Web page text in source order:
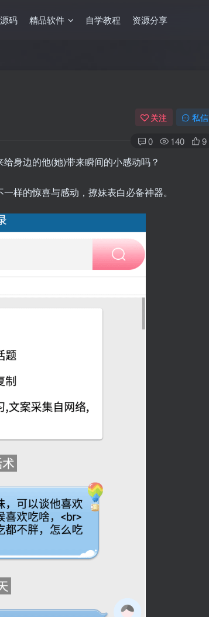
码 精品软件 自学教程 资源分享
关注 私信
0 140 9
身边的他(她)带来瞬间的小感动吗？
样的惊喜与感动，撩妹表白必备神器。